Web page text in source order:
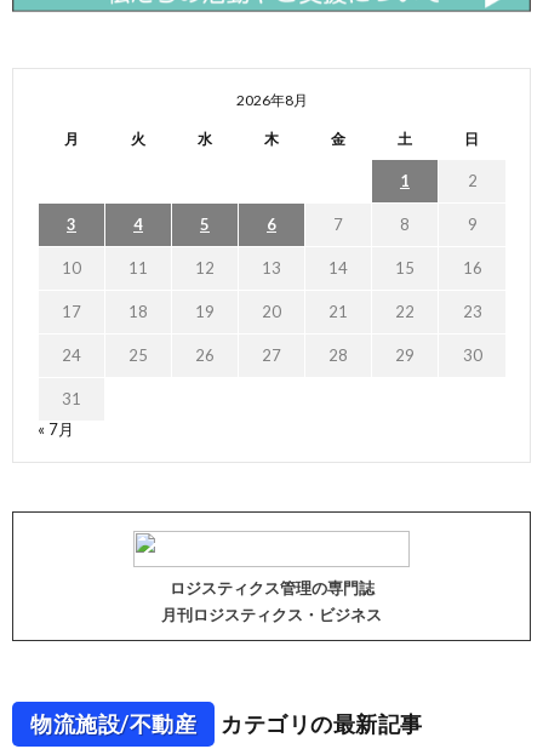
2026年8月
月 火 水 木 金 土 日
1 2
3 4 5 6 7 8 9
10 11 12 13 14 15 16
17 18 19 20 21 22 23
24 25 26 27 28 29 30
31
« 7月
ロジスティクス管理の専門誌
月刊ロジスティクス・ビジネス
物流施設/不動産 カテゴリの最新記事